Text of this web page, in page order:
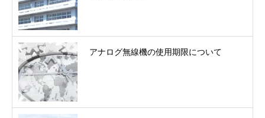
アナログ無線機の使用期限について